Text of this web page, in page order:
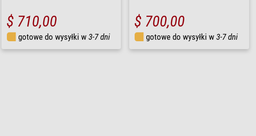
$ 710,00
gotowe do wysyłki w 3-7 dni
$ 700,00
gotowe do wysyłki w 3-7 dni